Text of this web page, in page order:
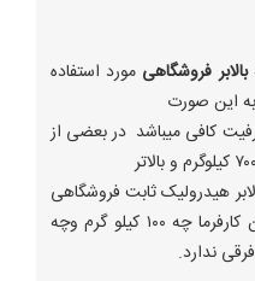
بالابر فروشگاهی مورد استفاده
این صورت
ها ۳۰۰ کیلوگرم ظرفیت کافی میباشد در بعضی از
هیدرولیک ثابت فروشگاهی
۳۰۰ کیلوگرم بوده پس شما به عنوان کارفرما چه ۱۰۰ کیلو گرم وچه